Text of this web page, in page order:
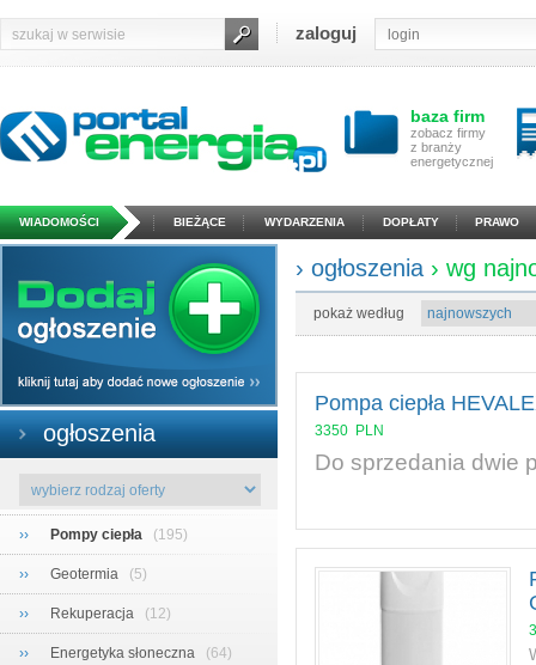
zaloguj
baza firm
zobacz firmy
z branży
energetycznej
WIADOMOŚCI BIEŻĄCE WYDARZENIA DOPŁATY PRAWO
ogłoszenia
›› Pompy ciepła (195)
›› Geotermia (5)
›› Rekuperacja (12)
›› Energetyka słoneczna (64)
› ogłoszenia › wg
pokaż według
Pompa ciepła
3350 PLN
Do sprzedania dwie